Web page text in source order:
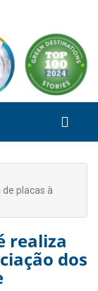
placas à
realiza
dos